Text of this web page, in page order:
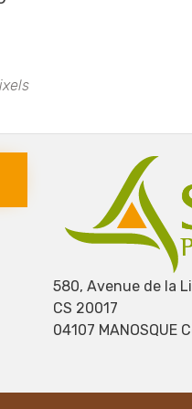
580, Avenue de la
CS 20017
04107 MANOSQUE